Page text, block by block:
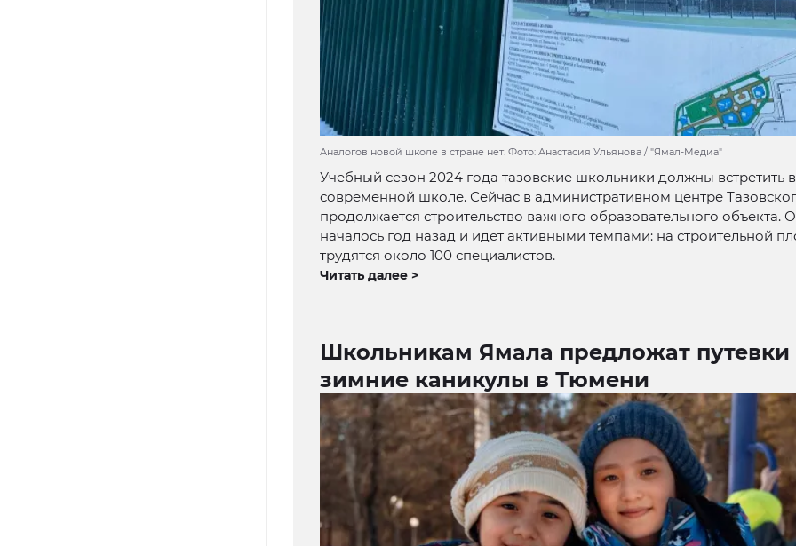
Аналогов новой школе в стране нет. Фото: Анастасия Ульянова / "Ямал-Медиа"
Учебный сезон 2024 года тазовские школьники должны встретить
современной школе. Сейчас в административном центре
продолжается строительство важного образовательного объекта.
началось год назад и идет активными темпами: на строительной
трудятся около 100 специалистов.
Читать далее >
Школьникам Ямала предложат путевки
зимние каникулы в Тюмени